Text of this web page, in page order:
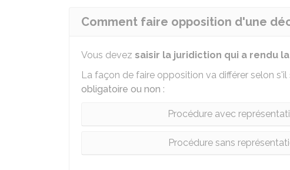
Comment faire opposition d'une
Vous devez saisir la juridiction qui a rendu
La façon de faire opposition va différer selon s'il
obligatoire ou non :
Procédure avec
Procédure sans